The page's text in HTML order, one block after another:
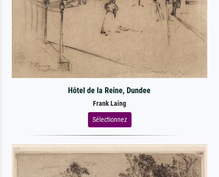
Hôtel de la Reine, Dundee
Frank Laing
Sélectionnez